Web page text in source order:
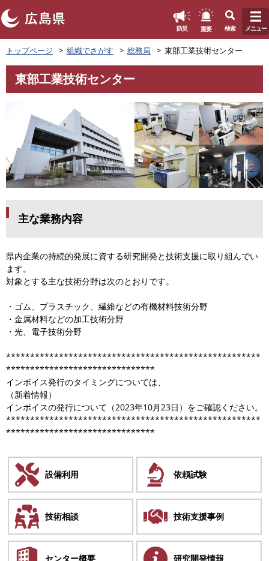
ペ
ー
ジ
先
防災 重要 検索 メニュー
トップページ 組織でさがす 総務局 東部工業技術センター
文
東部工業技術センター
主な業務内容
県内企業の持続的発展に資する研究開発と技術支援に取り組んでい
ます。
対象とする主な技術分野は次のとおりです。
・ゴム、プラスチック、繊維などの有機材料技術分野
・金属材料などの加工技術分野
・光、電子技術分野
*****************************************************
*******************************
インボイス発行のタイミングについては、
（新着情報）
インボイスの発行について（2023年10月23日）をご確認ください。
*****************************************************
*******************************
設備利用 依頼試験
技術相談 技術支援事例
センター概要 研究開発情報